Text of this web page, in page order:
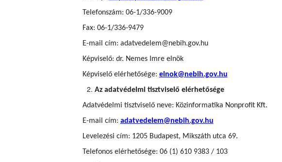
Telefonszám: 06-1/336-9009
Fax: 06-1/336-9479
E-mail cím: adatvedelem@nebih.gov.hu
Képviselő: dr. Nemes Imre elnök
Képviselő elérhetősége: elnok@nebih.gov.hu
Az adatvédelmi tisztviselő elérhetősége
Adatvédelmi tisztviselő neve: Közinformatika Nonprofit Kft.
E-mail cím: adatvedelem@nebih.gov.hu
Levelezési cím: 1205 Budapest, Mikszáth utca 69.
Telefonos elérhetősége: 06 (1) 610 9383 / 103